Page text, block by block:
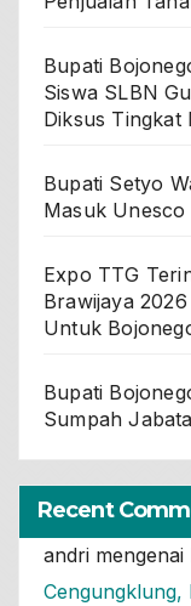
Bupati
Siswa SLBN
Diksus Tingkat
Bupati Setyo
Masuk
Expo TTG
Brawijaya
Untuk
Bupati
Sumpah
Recent
andri mengenai
Cengungklung,